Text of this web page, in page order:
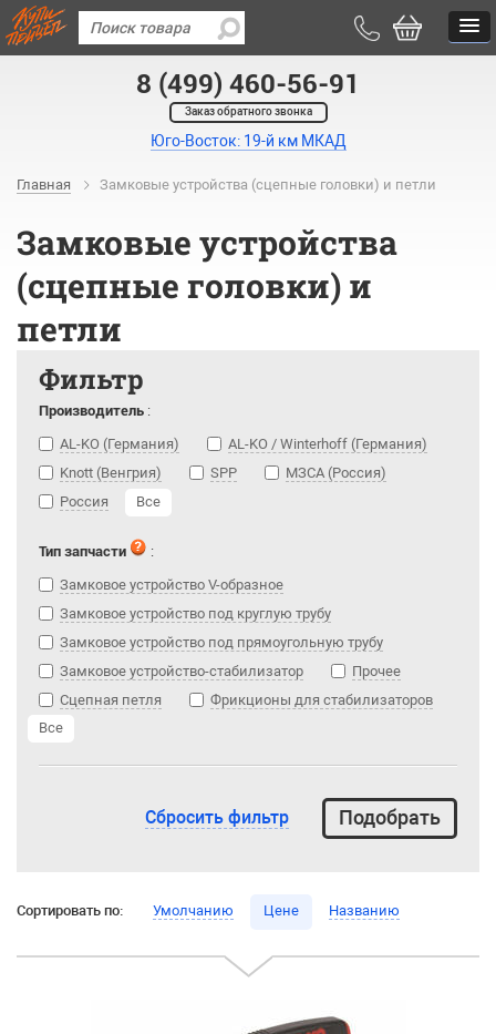
8 (499) 460-56-91
Заказ обратного звонка
Юго-Восток: 19-й км МКАД
Главная Замковые устройства (сцепные головки) и петли
Замковые устройства
(сцепные головки) и
петли
Фильтр
Производитель :
AL-KO (Германия)
AL-KO / Winterhoff (Германия)
Knott (Венгрия)
SPP
МЗСА (Россия)
Россия
Все
Тип запчасти
:
Замковое устройство V-образное
Замковое устройство под круглую трубу
Замковое устройство под прямоугольную трубу
Замковое устройство-стабилизатор
Прочее
Сцепная петля
Фрикционы для стабилизаторов
Все
Сбросить фильтр
Сортировать по: Умолчанию Цене Названию